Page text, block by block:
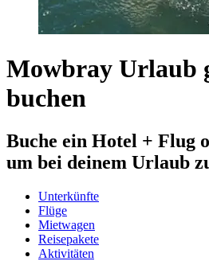
Mowbray Urlaub
buchen
Buche ein Hotel + Flug
um bei deinem Urlaub
Unterkünfte
Flüge
Mietwagen
Reisepakete
Aktivitäten